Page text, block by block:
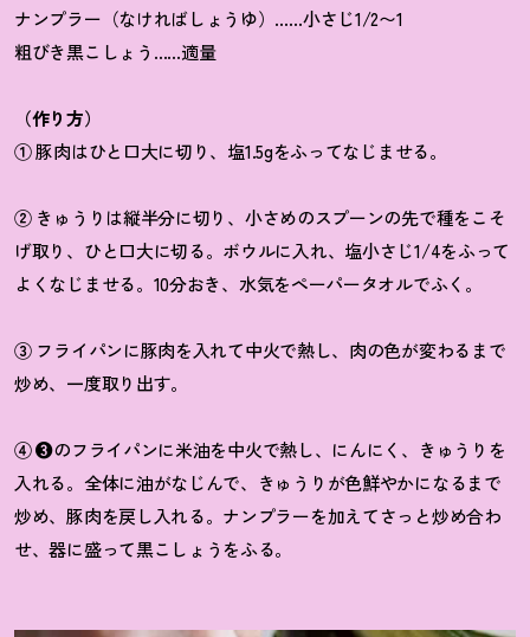
ナンプラー（なければしょうゆ）……小さじ1/2〜1
粗びき黒こしょう……適量
（作り方）
①豚肉はひと口大に切り、塩1.5gをふってなじませる。
②きゅうりは縦半分に切り、小さめのスプーンの先で種をこそ
げ取り、ひと口大に切る。ボウルに入れ、塩小さじ1/4をふって
よくなじませる。 10分おき、水気をペーパータオルでふく。
③フライパンに豚肉を入れて中火で熱し、肉の色が変わるまで
炒め、一度取り出す。
④❸のフライパンに米油を中火で熱し、にんにく、きゅうりを
入れる。全体に油がなじんで、きゅうりが色鮮やかになるまで
炒め、豚肉を戻し入れる。ナンプラーを加えてさっと炒め合わ
せ、器に盛って黒こしょうをふる。